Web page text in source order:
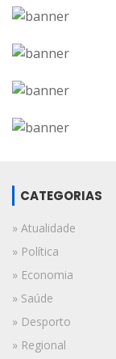
CATEGORIAS
» Atualidade
» Política
» Economia
» Saúde
» Desporto
» Regional